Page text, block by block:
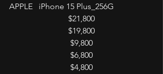
APPLE   iPhone 15 Plus_256G
$21,800
$19,800
$9,800
$6,800
$4,800